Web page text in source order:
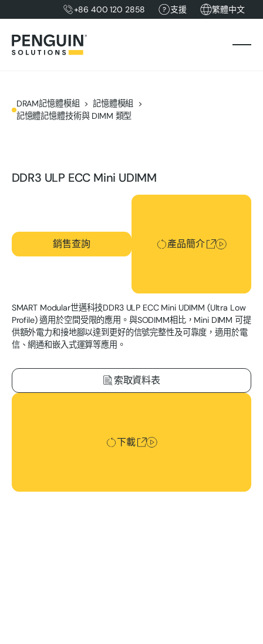
+86 400 120 2858 支援 繁體中文
DRAM記憶體模組
記憶體模組
記憶體記憶體技術與 DIMM 類型
DDR3 ULP ECC Mini UDIMM
銷售查詢 產品簡介
產品簡介
SMART Modular世邁科技DDR3 ULP ECC Mini UDIMM (Ultra Low
Profile) 適用於空間受限的應用。與SODIMM相比，Mini DIMM 可提
供額外電力和接地腳以達到更好的信號完整性及可靠度，適用於電
信、網通和嵌入式運算等應用。
索取資料表
下載
下載